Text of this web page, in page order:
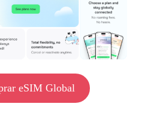
eSIM Global